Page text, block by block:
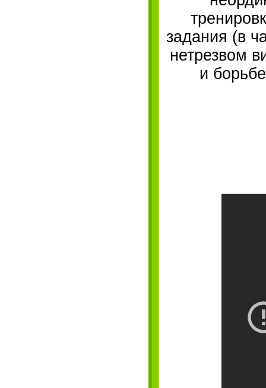
задания (в
нетрезвом
и